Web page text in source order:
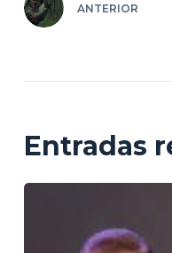
ANTERIOR
Entradas